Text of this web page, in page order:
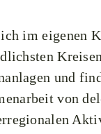
im eigenen
und
von